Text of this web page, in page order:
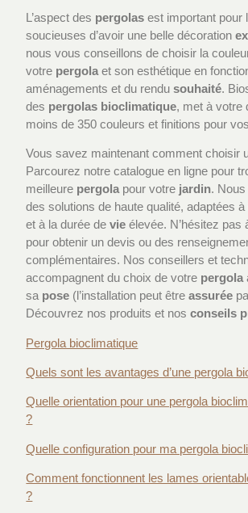
L’aspect des pergolas est important pour
soucieuses d’avoir une belle décoration
nous vous conseillons de choisir la
votre pergola et son esthétique en
aménagements et du rendusouhaité.
des pergolas bioclimatique, met à votre
moins de 350 couleurs et finitions pour vos
Vous savez maintenant comment choisir
Parcourez notre catalogue en ligne pour
meilleure pergola pour votre jardin.
des solutions de haute qualité, adaptées
et à la durée devie élevée. N’hésitez pas
pour obtenir un devis ou des
complémentaires. Nos conseillers et
accompagnent du choix de votre pergola
sa pose (l’installation peut êtreassurée
Découvrez nos produits et nosconseils
Pergola bioclimatique
Quels sont les avantages d’une pergola
Quelle orientation pour une pergola
?
Quelle configuration pour ma pergola
Comment fonctionnent les lames
?